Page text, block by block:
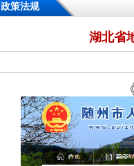
政策法规
湖北省